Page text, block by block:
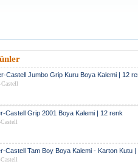
Castell Jumbo Grip Kuru Boya Kalemi | 12
Castell
Castell Grip 2001 Boya Kalemi | 12 renk
Castell
Castell Tam Boy Boya Kalemi - Karton Kutu |
Castell